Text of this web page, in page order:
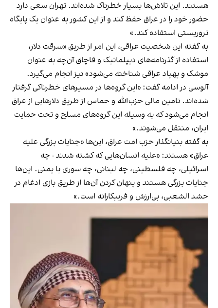
هستند. این تلاش‌ها بسیار خطرناک‌ شده‌اند. تهران سعی دارد
حضور خود را در عراق حفظ کند و از این کشور به عنوان یک پایگاه
تروریستی استفاده کند.»
به گفته این شخصیت عراقی، این امر از طریق «سرقت دلار،
استفاده از گذرنامه‌های دیپلماتیک و قاچاق آن‌چه‌ به عنوان
موشک و پهپاد عراقی شناخته می‌شود» نیز انجام می‌گیرد.
آلوسی در ادامه گفت: «این گروه‌ها در مسیرهای خطرناکی گرفتار
شده‌اند. تامین مالی حزب‌الله و حماس از طریق دلارهایی از عراق
انجام می‌شود که به وسیله این گروه‌های مسلح و تحت حمایت
ایران، منتقل می‌شوند.»
به گفته بنیانگذار حزب امت عراق، این‌ها «جنایات بزرگی علیه
عراق» هستند: «علیه انسان‌هایی که کشته شدند - چه
اسرائیلی، چه فلسطینی، چه لبنانی، چه سوری یا یمنی. این‌ها
جنایات بزرگی هستند و پنهان کردن آن‌ها از طریق بازی ادغام در
حشد الشعبی، بی‌ارزش و فریبکارانه است.»